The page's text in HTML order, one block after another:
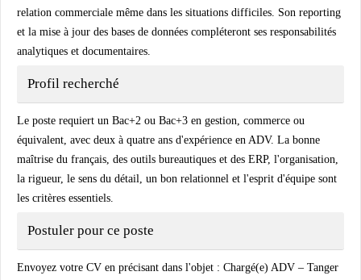
relation commerciale même dans les situations difficiles. Son reporting
et la mise à jour des bases de données compléteront ses responsabilités
analytiques et documentaires.
Profil recherché
Le poste requiert un Bac+2 ou Bac+3 en gestion, commerce ou
équivalent, avec deux à quatre ans d'expérience en ADV. La bonne
maîtrise du français, des outils bureautiques et des ERP, l'organisation,
la rigueur, le sens du détail, un bon relationnel et l'esprit d'équipe sont
les critères essentiels.
Postuler pour ce poste
Envoyez votre CV en précisant dans l'objet : Chargé(e) ADV – Tanger